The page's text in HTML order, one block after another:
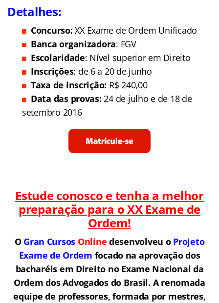
Detalhes:
Concurso:XX Exame de Ordem Unificado
Banca organizadora: FGV
Escolaridade: Nível superior em Direito
Inscrições: de 6 a 20 de junho
Taxa de inscrição: R$ 240,00
Data das provas:24 de julho e de 18 de
setembro 2016
Estude conosco e tenha a melhor
preparação para oXX Exame de
Ordem!
O Gran Cursos Online desenvolveu o Projeto
Exame de Ordem focado na aprovação dos
bacharéis em Direito no Exame Nacional da
Ordem dos Advogados do Brasil. A renomada
equipe de professores, formada por mestres,